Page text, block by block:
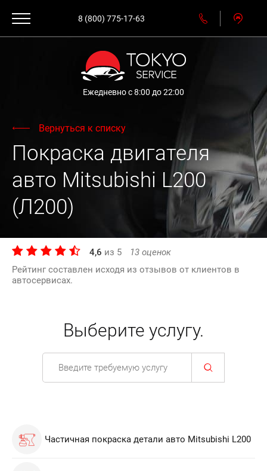
8 (800) 775-17-63
Ежедневно с 8:00 до 22:00
Вернуться к списку
Покраска двигателя
авто Mitsubishi L200
(Л200)
4,6 из 5 13 оценок
Рейтинг составлен исходя из отзывов от клиентов в
автосервисах.
Выберите услугу.
Частичная покраска детали авто Mitsubishi L200